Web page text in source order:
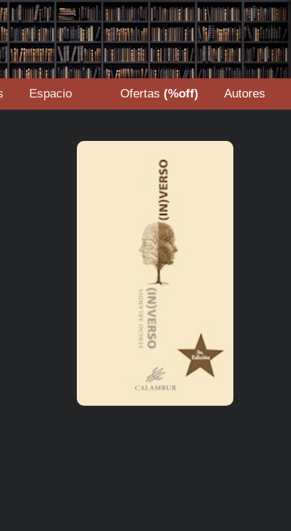
Espacio Ofertas (%off) Autores